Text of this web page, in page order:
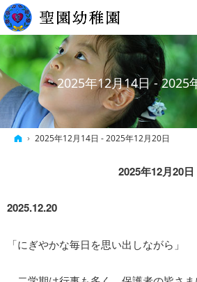
2025年12月14日 - 2025
ホーム
2025年12月14日 - 2025年12月20日
2025年12月20日
2025.12.20
「にぎやかな毎日を思い出しながら」